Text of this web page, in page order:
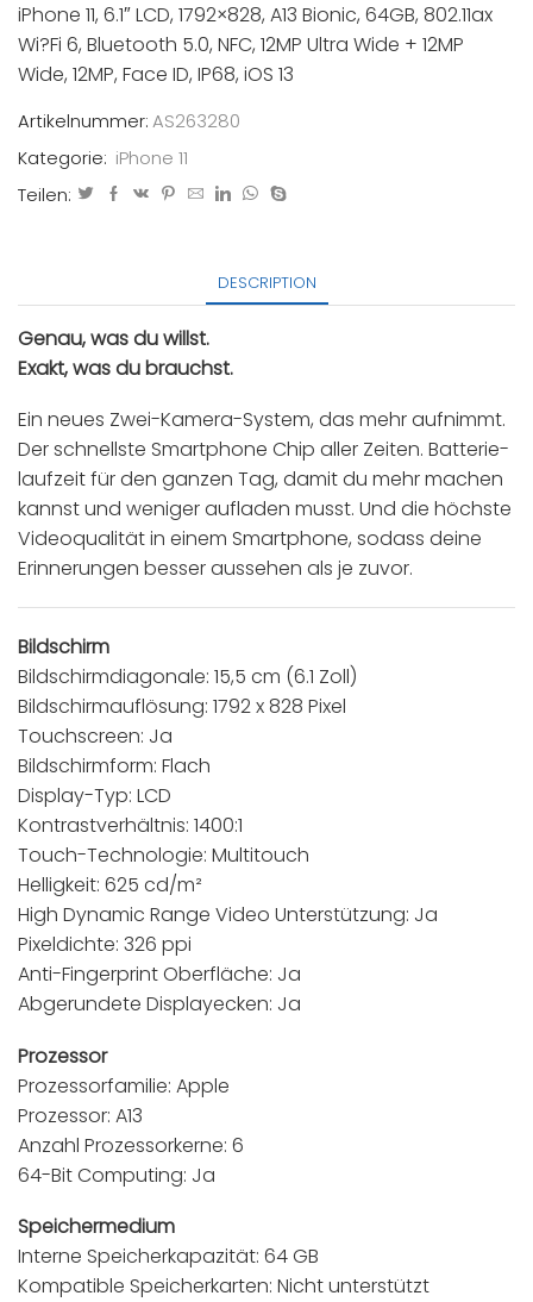
iPhone 11, 6.1″ LCD, 1792×828, A13 Bionic, 64GB, 802.11ax
Wi?Fi 6, Bluetooth 5.0, NFC, 12MP Ultra Wide + 12MP
Wide, 12MP, Face ID, IP68, iOS 13
Artikelnummer:AS263280
Kategorie: iPhone 11
Teilen:
DESCRIPTION
Genau, was du willst.
Exakt, was du brauchst.
Ein neues Zwei-Kamera-System, das mehr aufnimmt.
Der schnellste Smartphone Chip aller Zeiten. Batterie­
laufzeit für den ganzen Tag, damit du mehr machen
kannst und weniger aufladen musst. Und die höchste
Videoqualität in einem Smartphone, sodass deine
Erinne­rungen besser aussehen als je zuvor.
Bildschirm
Bildschirmdiagonale: 15,5 cm (6.1 Zoll)
Bildschirmauflösung: 1792 x 828 Pixel
Touchscreen: Ja
Bildschirmform: Flach
Display-Typ: LCD
Kontrastverhältnis: 1400:1
Touch-Technologie: Multitouch
Helligkeit: 625 cd/m²
High Dynamic Range Video Unterstützung: Ja
Pixeldichte: 326 ppi
Anti-Fingerprint Oberfläche: Ja
Abgerundete Displayecken: Ja
Prozessor
Prozessorfamilie: Apple
Prozessor: A13
Anzahl Prozessorkerne: 6
64-Bit Computing: Ja
Speichermedium
Interne Speicherkapazität: 64 GB
Kompatible Speicherkarten: Nicht unterstützt